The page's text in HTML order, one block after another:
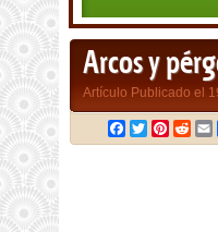
Arcos y
Artículo Publicado el
Facebook
Twitter